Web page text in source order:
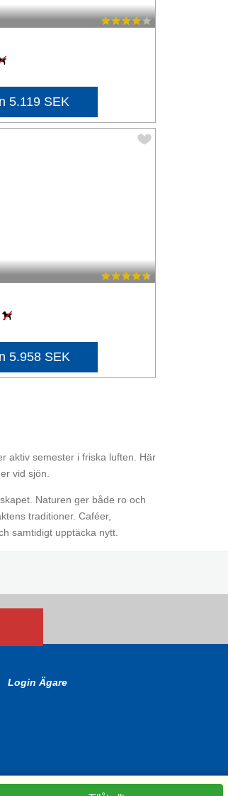
5.119 SEK
5.958 SEK
aktiv semester i friska luften. Här
vid sjön.
Naturen ger både ro och
traditioner. Caféer,
samtidigt upptäcka nytt.
Login Ägare